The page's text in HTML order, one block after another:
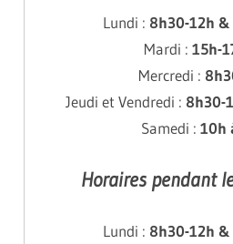
Lundi : 8h30-12h
Mardi : 15h-
Mercredi :
Jeudi et Vendredi : 8h30-
Samedi : 10h
Horaires pendant
Lundi : 8h30-12h